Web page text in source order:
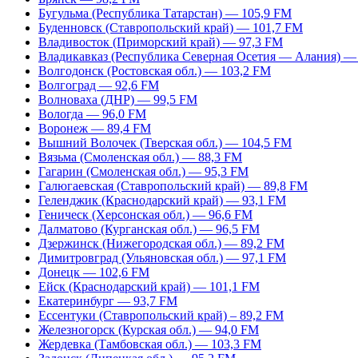
Бугульма (Республика Татарстан) — 105,9 FM
Буденновск (Ставропольский край) — 101,7 FM
Владивосток (Приморский край) — 97,3 FM
Владикавказ (Республика Северная Осетия — Алания)
Волгодонск (Ростовская обл.) — 103,2 FM
Волгоград — 92,6 FM
Волноваха (ДНР) — 99,5 FM
Вологда — 96,0 FM
Воронеж — 89,4 FM
Вышний Волочек (Тверская обл.) — 104,5 FM
Вязьма (Смоленская обл.) — 88,3 FM
Гагарин (Смоленская обл.) — 95,3 FM
Галюгаевская (Ставропольский край) — 89,8 FM
Геленджик (Краснодарский край) — 93,1 FM
Геническ (Херсонская обл.) — 96,6 FM
Далматово (Курганская обл.) — 96,5 FM
Дзержинск (Нижегородская обл.) — 89,2 FM
Димитровград (Ульяновская обл.) — 97,1 FM
Донецк — 102,6 FM
Ейск (Краснодарский край) — 101,1 FM
Екатеринбург — 93,7 FM
Ессентуки (Ставропольский край) – 89,2 FM
Железногорск (Курская обл.) — 94,0 FM
Жердевка (Тамбовская обл.) — 103,3 FM